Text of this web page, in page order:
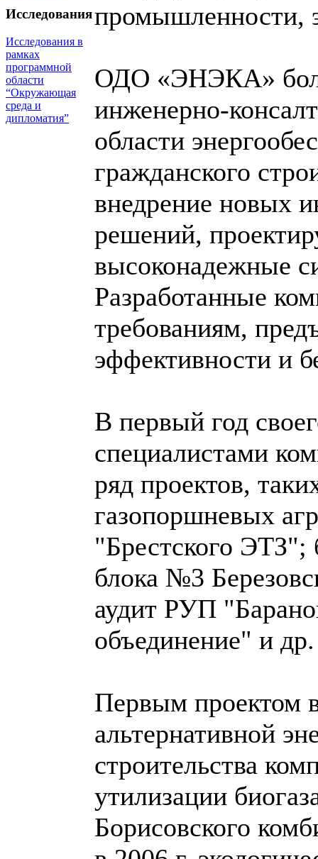
Исследования
Исследования в
рамках
программной
области
“Окружающая
среда и
дипломатия”
промышленности,
ОДО «ЭНЭКА»
инженерно-
области
гражданского
внедрение новых
решений,
высоконадежные
Разработанные
требованиям,
эффективности и
В первый год
специалистами
ряд проектов,
газопоршневых
"Брестского ЭТЗ";
блока №3
аудит РУП
объединение" и др.
Первым проектом
альтернативной
строительства
утилизации
Борисовского